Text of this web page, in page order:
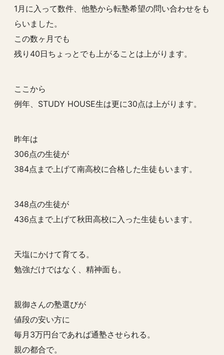
1月に入って数件、他塾から転塾希望の問い合わせをも
らいました。
この数ヶ月でも
残り40日ちょっとでも上がることは上がります。
ここから
例年、STUDY HOUSE生は更に30点は上がります。
昨年は
306点の生徒が
384点まで上げて南高校に合格した生徒もいます。
348点の生徒が
436点まで上げて秋田高校に入った生徒もいます。
天塩にかけて育てる。
勉強だけではなく、精神面も。
親御さんの塾選びが
値段の安い方に
毎月3万円台であれば通塾させられる。
親の都合で。